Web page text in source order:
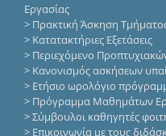
Εργασίας
>Πρακτική Άσκηση
> Κατατακτήριες Eξετάσεις
> Περιεχόμενο
> Κανονισμός ασκήσεων
> Ετήσιο ωρολόγιο
> Πρόγραμμα Μαθημάτων
> Σύμβουλοι καθηγητές
> Επικοινωνία με τους